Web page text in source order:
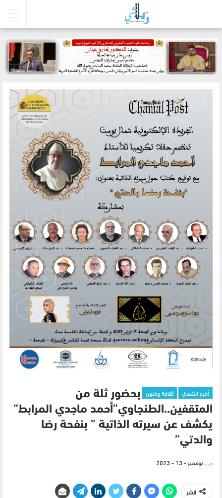
أخبار الشمال ثقافة وفنون بحضور ثلة من
المتقفين..الطنجاوي”أحمد ماجدي المرابط”
يكشف عن سيرته الذاتية ” بنفحة رضا
والدتي”
في نوفمبر - 13 - 2023
انشر